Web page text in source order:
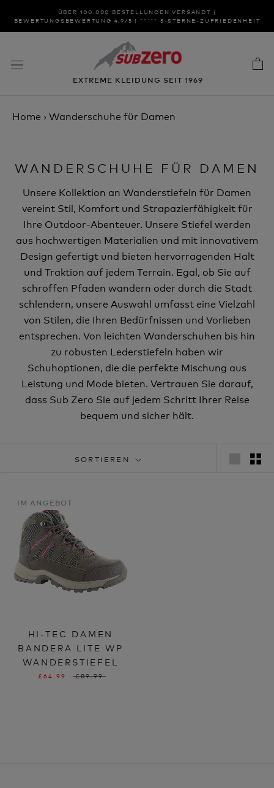
Inhalt
ÜBER 100.000 BESTELLUNGEN VERSANDT |
BEWERTUNGSBEWERTUNG 4,9/5 | ***** 5-STERNE-ZUFRIEDENHEIT
EXTREME KLEIDUNG SEIT 1969
Home › Wanderschuhe für Damen
WANDERSCHUHE FÜR DAMEN
Unsere Kollektion an Wanderstiefeln für Damen
vereint Stil, Komfort und Strapazierfähigkeit für
Ihre Outdoor-Abenteuer. Unsere Stiefel werden
aus hochwertigen Materialien und mit innovativem
Design gefertigt und bieten hervorragenden Halt
und Traktion auf jedem Terrain. Egal, ob Sie auf
schroffen Pfaden wandern oder durch die Stadt
schlendern, unsere Auswahl umfasst eine Vielzahl
von Stilen, die Ihren Bedürfnissen und Vorlieben
entsprechen. Von leichten Wanderschuhen bis hin
zu robusten Lederstiefeln haben wir
Schuhoptionen, die die perfekte Mischung aus
Leistung und Mode bieten. Vertrauen Sie darauf,
dass Sub Zero Sie auf jedem Schritt Ihrer Reise
bequem und sicher hält.
SORTIEREN
IM ANGEBOT
HI-TEC DAMEN
BANDERA LITE WP
WANDERSTIEFEL
£64.99 £89.99